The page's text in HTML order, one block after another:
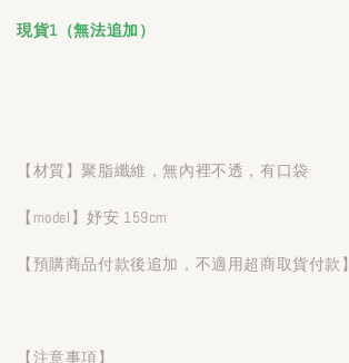
現貨1（無法追加）
【材質】聚脂纖維，無內裡不透，有口袋
【model】妤安 159cm
【預購商品付款後追加，不適用超商取貨付款】
【注意事項】